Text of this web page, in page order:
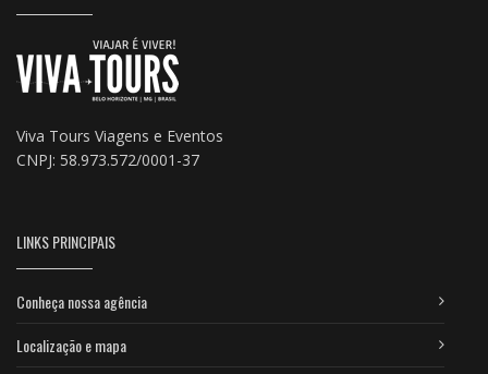
Viva Tours Viagens e Eventos
CNPJ: 58.973.572/0001-37
LINKS PRINCIPAIS
Conheça nossa agência
Localização e mapa